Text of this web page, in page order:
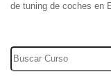
de tuning de coches en